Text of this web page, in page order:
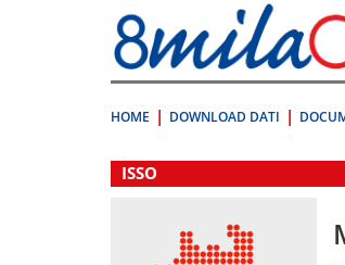
direttamente
a:
Contenuto
HOME DOWNLOAD DATI
.
ISSO